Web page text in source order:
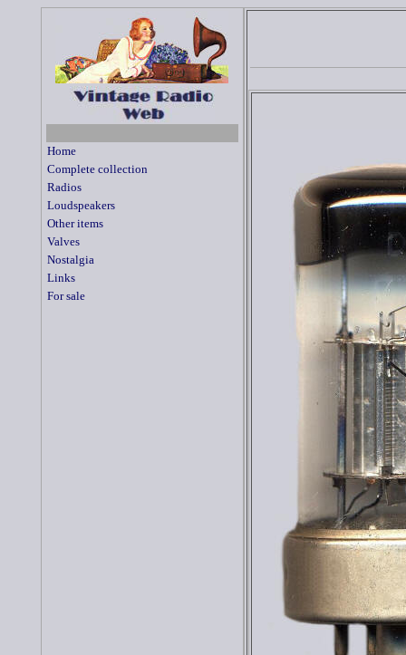
Home
Complete collection
Radios
Loudspeakers
Other items
Valves
Nostalgia
Links
For sale